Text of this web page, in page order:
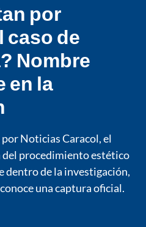
por
caso de
Nombre
en la
Noticias Caracol, el
del procedimiento estético
dentro de la investigación,
una captura oficial.